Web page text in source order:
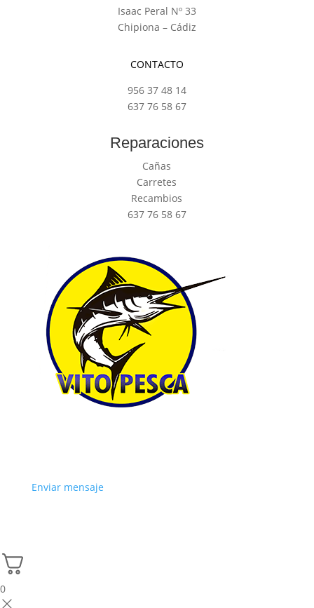
Isaac Peral Nº 33
Chipiona – Cádiz
CONTACTO
956 37 48 14
637 76 58 67
Reparaciones
Cañas
Carretes
Recambios
637 76 58 67
Enviar mensaje
0